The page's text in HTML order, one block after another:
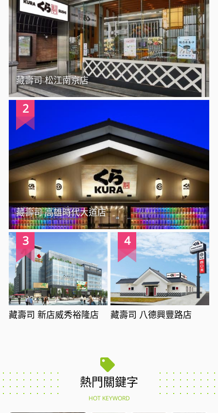
藏壽司 松江南京店
2
藏壽司 高雄時代大道店
3
藏壽司 新店威秀裕隆店
4
藏壽司 八德興豐路店
熱門關鍵字
HOT KEYWORD